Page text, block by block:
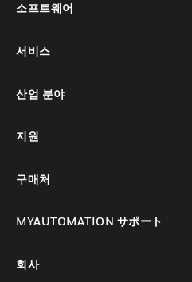
소프트웨어
서비스
산업 분야
지원
구매처
MYAUTOMATION サポート
회사